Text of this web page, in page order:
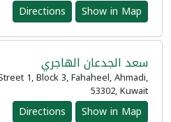
Show in Map
Directions
سعد الجدعان الهاجري
1, Block 3, Fahaheel, Ahmadi,
53302, Kuwait
Show in Map
Directions